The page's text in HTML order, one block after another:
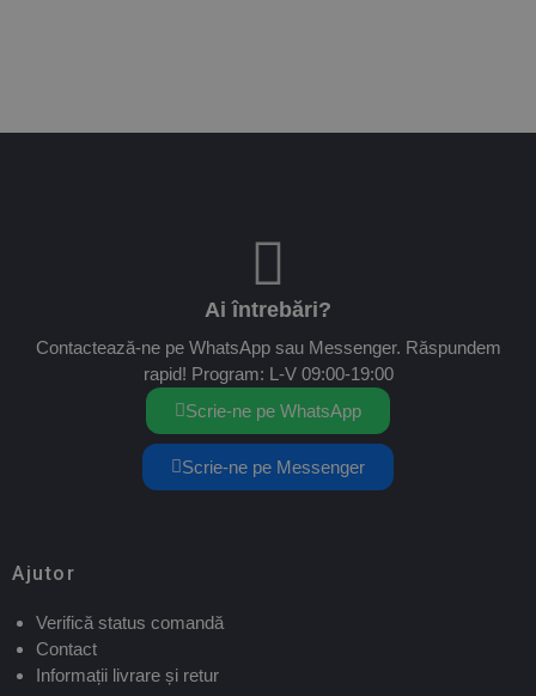
Ai întrebări?
Contactează-ne pe WhatsApp sau Messenger. Răspundem
rapid! Program: L-V 09:00-19:00
Scrie-ne pe WhatsApp
Scrie-ne pe Messenger
Ajutor
Verifică status comandă
Contact
Informații livrare și retur